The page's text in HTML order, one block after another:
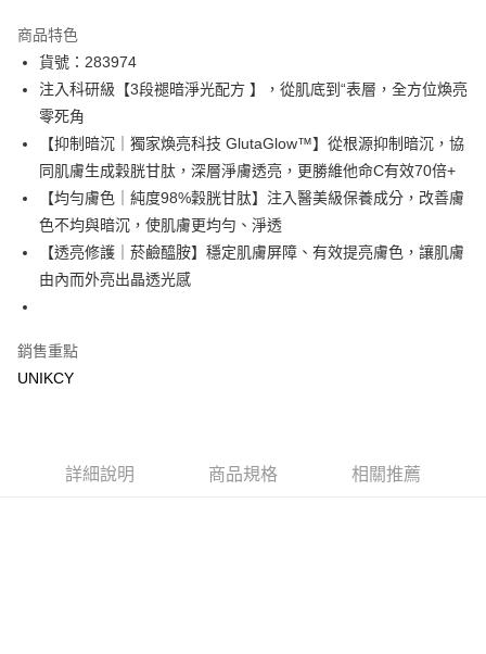
LINE Pay
Apple Pay
街口支付
悠遊付
Google Pay
運送方式
7-11取貨付款［需3-5個工作天不含預購商品］
付款後7-11取貨［需3-5個工作天不含預購商品］
每筆NT$100，滿NT$799(含以上)免運費
商品特色
貨號：283974
注入科研級【3段褪暗淨光配方 】，從肌底到“表層，全方位煥亮
零死角
【抑制暗沉｜獨家煥亮科技 GlutaGlow™】從根源抑制暗沉，協
同肌膚生成穀胱甘肽，深層淨膚透亮，更勝維他命C有效70倍+
【均勻膚色｜純度98%穀胱甘肽】注入醫美級保養成分，改善膚
色不均與暗沉，使肌膚更均勻、淨透
【透亮修護｜菸鹼醯胺】穩定肌膚屏障、有效提亮膚色，讓肌膚
由內而外亮出晶透光感
銷售重點
UNIKCY
詳細說明 商品規格 相關推薦